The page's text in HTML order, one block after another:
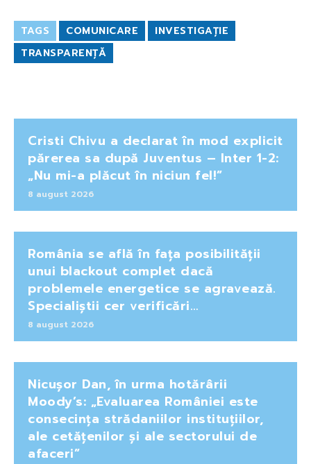
TAGS COMUNICARE
INVESTIGAȚIE
TRANSPARENȚĂ
Cristi Chivu a declarat în mod explicit
părerea sa după Juventus – Inter 1-2:
„Nu mi-a plăcut în niciun fel!”
8 august 2026
România se află în fața posibilității
unui blackout complet dacă
problemele energetice se agravează.
Specialiștii cer verificări…
8 august 2026
Nicușor Dan, în urma hotărârii
Moody’s: „Evaluarea României este
consecința strădaniilor instituțiilor,
ale cetățenilor și ale sectorului de
afaceri”